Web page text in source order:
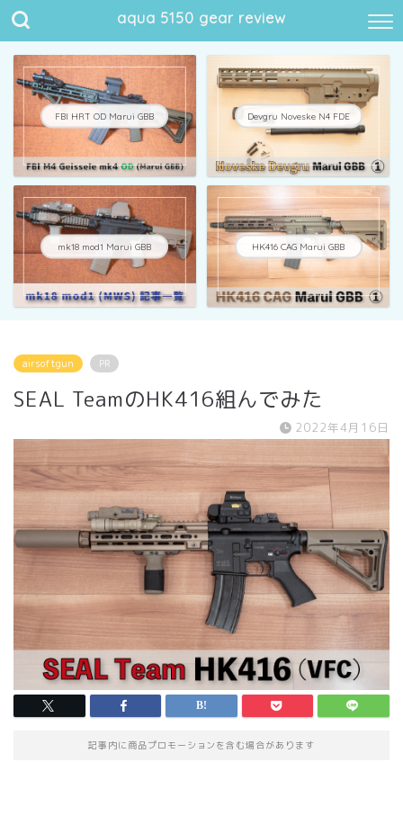
aqua 5150 gear review
FBI HRT OD Marui GBB Devgru Noveske N4 FDE
mk18 mod1 Marui GBB HK416 CAG Marui GBB
airsoftgun PR
SEAL TeamのHK416組んでみた
2022年4月16日
記事内に商品プロモーションを含む場合があります